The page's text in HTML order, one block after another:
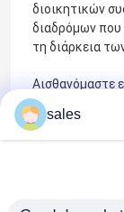
Μίας
Διπλός
Όργανο
διοικητικών
διαδρόμων που
τη διάρκεια
Αισθανόμαστε
περισσότερες
ότι οι
εργάζονται με
απαραίτητο
sales